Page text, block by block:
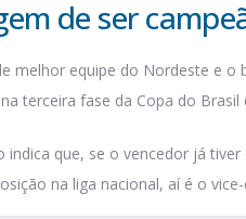
de ser
melhor equipe do Nordeste e o
terceira fase da Copa do
que, se o vencedor já
na liga nacional, aí é o